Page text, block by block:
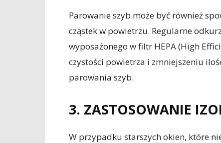
Parowanie szyb może być również
cząstek w powietrzu. Regularne
wyposażonego w filtr HEPA (High
czystości powietrza i zmniejszeniu
parowania szyb.
3. ZASTOSOWANIE
W przypadku starszych okien, które